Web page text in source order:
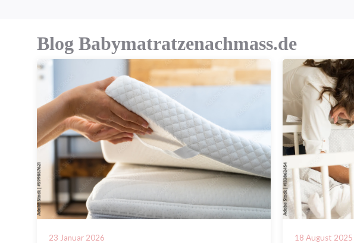
Blog Babymatratzenachmass.de
23 Januar 2026 18 August 2025